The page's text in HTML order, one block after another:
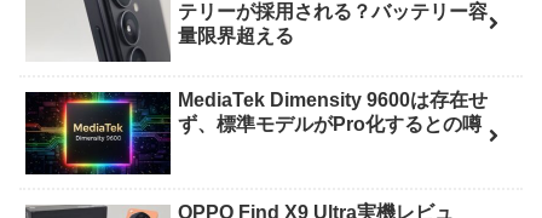
テリーが採用される？バッテリー容
量限界超える
MediaTek Dimensity 9600は存在せ
ず、標準モデルがPro化するとの噂
OPPO Find X9 Ultra実機レビュ